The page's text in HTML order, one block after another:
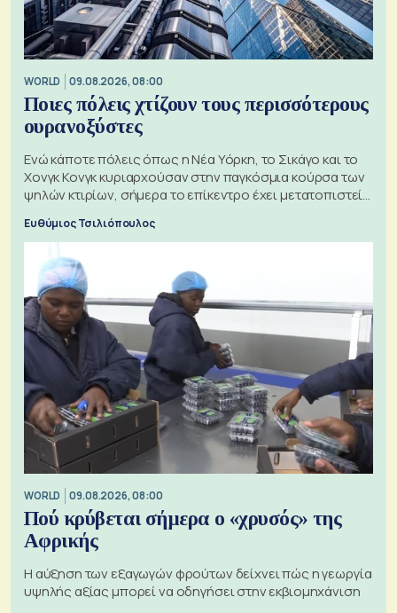
WORLD 09.08.2026, 08:00
Ποιες πόλεις χτίζουν τους περισσότερους
ουρανοξύστες
Ενώ κάποτε πόλεις όπως η Νέα Υόρκη, το Σικάγο και το
Χονγκ Κονγκ κυριαρχούσαν στην παγκόσμια κούρσα των
ψηλών κτιρίων, σήμερα το επίκεντρο έχει μετατοπιστεί
Ευθύμιος Τσιλιόπουλος
WORLD 09.08.2026, 08:00
Πού κρύβεται σήμερα ο «χρυσός» της
Αφρικής
Η αύξηση των εξαγωγών φρούτων δείχνει πώς η γεωργία
υψηλής αξίας μπορεί να οδηγήσει στην εκβιομηχάνιση